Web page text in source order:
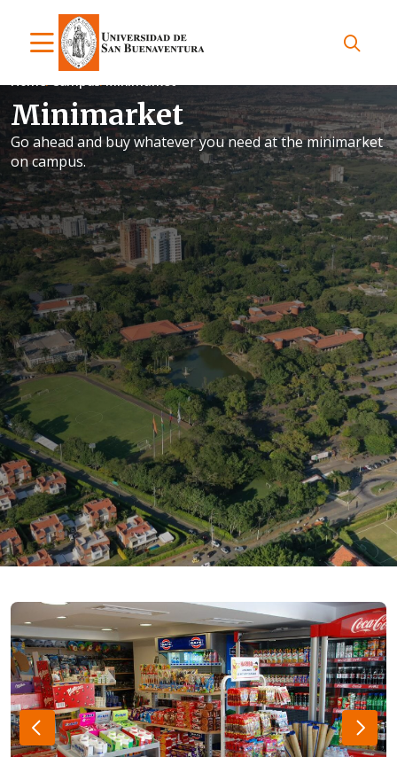
Home Campus Minimarket
Minimarket
Go ahead and buy whatever you need at the minimarket
on campus.